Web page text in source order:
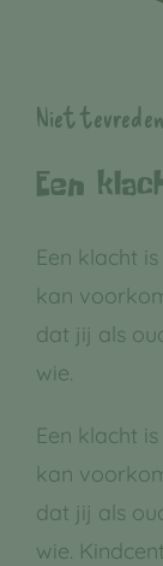
Niet
Een
Een klacht
kan
dat jij als
wie.
Een klacht
kan
dat jij als
wie.